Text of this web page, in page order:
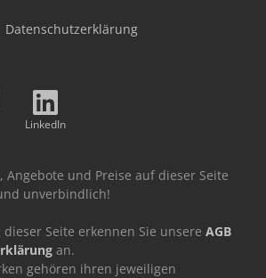
Datenschutzerklärung
LinkedIn
und Preise auf dieser Seite
unverbindlich!
Seite erkennen Sie unsere AGB
an.
gehören ihren jeweiligen